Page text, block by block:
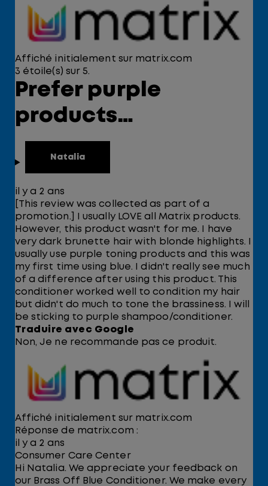
Affiché initialement sur matrix.com
3 étoile(s) sur 5.
Prefer purple
products…
Natalia
il y a 2 ans
[This review was collected as part of a
promotion.] I usually LOVE all Matrix products.
However, this product wasn't for me. I have
very dark brunette hair with blonde highlights. I
usually use purple toning products and this was
my first time using blue. I didn't really see much
of a difference after using this product. This
conditioner worked well to condition my hair
but didn't do much to tone the brassiness. I will
be sticking to purple shampoo/conditioner.
Traduire avec Google
Non, Je ne recommande pas ce produit.
Affiché initialement sur matrix.com
Réponse de matrix.com :
il y a 2 ans
Consumer Care Center
Hi Natalia. We appreciate your feedback on
our Brass Off Blue Conditioner. We make every